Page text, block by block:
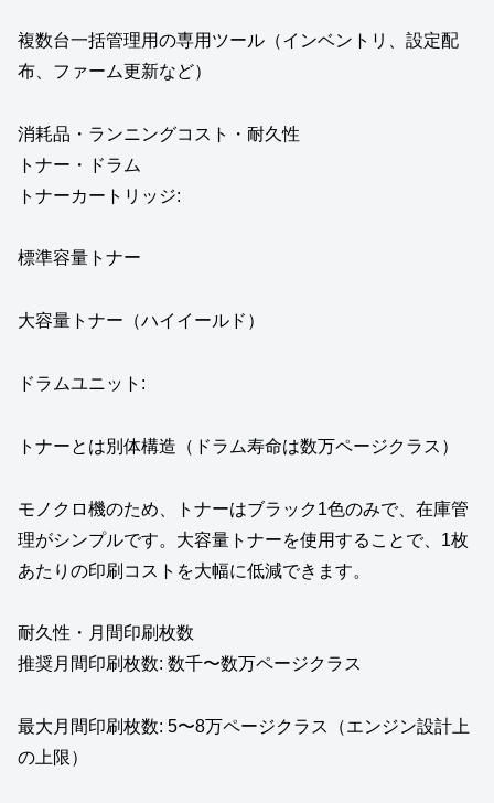
複数台一括管理用の専用ツール（インベントリ、設定配
布、ファーム更新など）
消耗品・ランニングコスト・耐久性
トナー・ドラム
トナーカートリッジ:
標準容量トナー
大容量トナー（ハイイールド）
ドラムユニット:
トナーとは別体構造（ドラム寿命は数万ページクラス）
モノクロ機のため、トナーはブラック1色のみで、在庫管
理がシンプルです。大容量トナーを使用することで、1枚
あたりの印刷コストを大幅に低減できます。
耐久性・月間印刷枚数
推奨月間印刷枚数: 数千〜数万ページクラス
最大月間印刷枚数: 5〜8万ページクラス（エンジン設計上
の上限）